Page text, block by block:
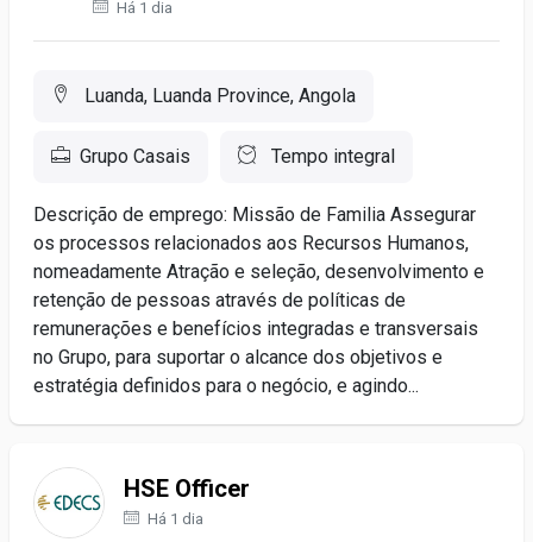
Há 1 dia
Luanda, Luanda Province, Angola
Grupo Casais Tempo integral
Descrição de emprego: Missão de Familia Assegurar
os processos relacionados aos Recursos Humanos,
nomeadamente Atração e seleção, desenvolvimento e
retenção de pessoas através de políticas de
remunerações e benefícios integradas e transversais
no Grupo, para suportar o alcance dos objetivos e
estratégia definidos para o negócio, e agindo...
HSE Officer
Há 1 dia